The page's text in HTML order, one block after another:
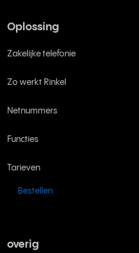
Oplossing
Zakelijke telefonie
Zo werkt Rinkel
Netnummers
Functies
Tarieven
Bestellen
overig